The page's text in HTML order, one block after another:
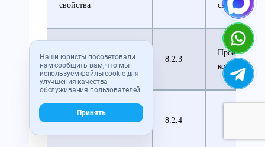
Наши юристы посоветовали
нам сообщить вам, что мы
используем файлы cookie для
улучшения качества
обслуживания пользователей.
Принять
свойства
свойств
короткому замыканию
8.2.3
Проверка
короткому
d) Эффективность
8.2.4